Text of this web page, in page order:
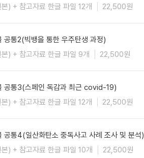
) + 참고자료 한글 파일 12개 22,500원
공통2(빅뱅을 통한 우주탄생 과정)
) + 참고자료 한글 파일 9개 22,500원
공통3(스페인 독감과 최근 covid-19)
) + 참고자료 한글 파일 12개 22,500원
공통4(일산화탄소 중독사고 사례 조사 및 분석)
) + 참고자료 한글 파일 10개 22,500원